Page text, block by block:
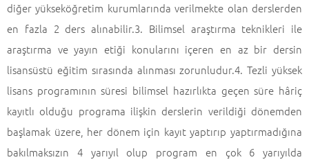
diğer yükseköğretim kurumlarında verilmekte olan derslerden
en fazla 2 ders alınabilir.3. Bilimsel araştırma teknikleri ile
araştırma ve yayın etiği konularını içeren en az bir dersin
lisansüstü eğitim sırasında alınması zorunludur.4. Tezli yüksek
lisans programının süresi bilimsel hazırlıkta geçen süre hâriç
kayıtlı olduğu programa ilişkin derslerin verildiği dönemden
başlamak üzere, her dönem için kayıt yaptırıp yaptırmadığına
bakılmaksızın 4 yarıyıl olup program en çok 6 yarıyılda